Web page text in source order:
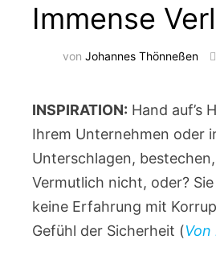
Immense
vonJohannes Thönneßen
INSPIRATION: Hand auf’s
Ihrem Unternehmen oder
Unterschlagen,
Vermutlich nicht, oder?
keine Erfahrung mit
Gefühl der Sicherheit (